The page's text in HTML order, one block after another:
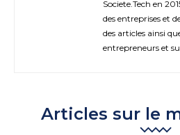
Societe.Tech en
des entreprises et
des articles ainsi
entrepreneurs et
Articles sur le